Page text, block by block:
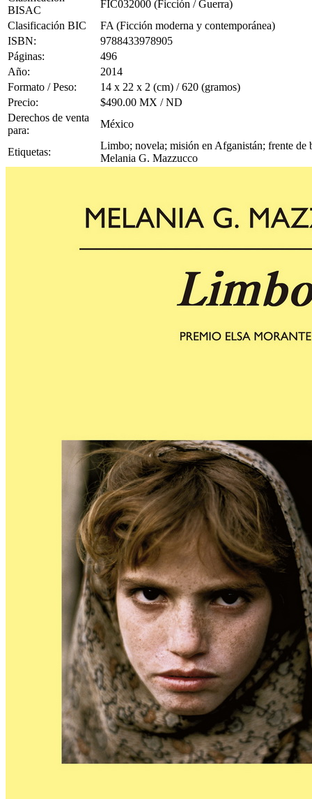
BISAC
FIC032000 (Ficción / Guerra)
Clasificación BIC
FA (Ficción moderna y contemporánea)
ISBN:
9788433978905
Páginas:
496
Año:
2014
Formato / Peso:
14 x 22 x 2 (cm) / 620 (gramos)
Precio:
$490.00 MX / ND
Derechos de venta
para:
México
Etiquetas:
Limbo; novela; misión en Afganistán; frente de
Melania G. Mazzucco